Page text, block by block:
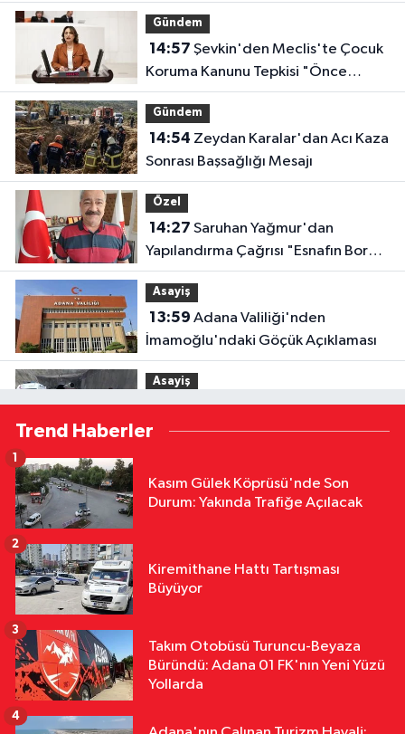
Gündem
14:57
Koruma Kanunu Tepkisi "Önce
Bataklığı Kurutmak Zorundayız"
Gündem
14:54
Sonrası Başsağlığı Mesajı
Özel
14:27
Yapılandırma Çağrısı "Esnafın Borç
Yükü Hafifletilmeli"
Asayiş
13:59
İmamoğlu'ndaki Göçük Açıklaması
Asayiş
13:54Yedigöze İçme Suyu
Tünelinde Kaya Göçüğü: 1 İşçi
12:31Adana İmamoğlu'nda
Altında Kaldı!
12:02Başkan Altıok Çalışmaları
Çevre
11:42Adana'nın Kavurucu
Trend Haberler
Kasım Gülek Köprüsü'nde Son
Durum: Yakında Trafiğe Açılacak
1
Kiremithane Hattı Tartışması
Büyüyor
2
Takım Otobüsü Turuncu-Beyaza
Büründü: Adana 01 FK'nın Yeni Yüzü
Yollarda
3
4